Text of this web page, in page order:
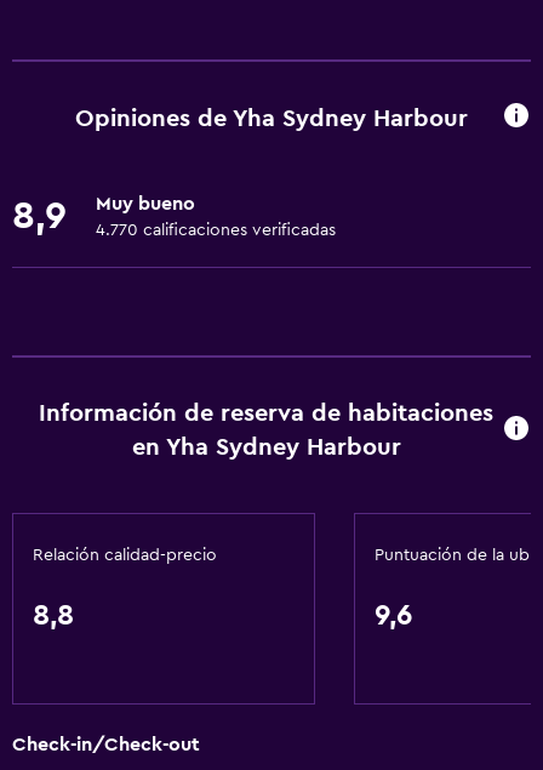
Wifi gratis
Toallas
Aire acondicionado
Toallas/ropa de cama (cargo adicional)
General
Vista a la ciudad
Opiniones de Yha Sydney Harbour
8,9 Muy bueno
4.770 calificaciones verificadas
Información de reserva de habitaciones
en Yha Sydney Harbour
Relación calidad-precio
8,8
Puntuación de la
9,6
Check-in/Check-out